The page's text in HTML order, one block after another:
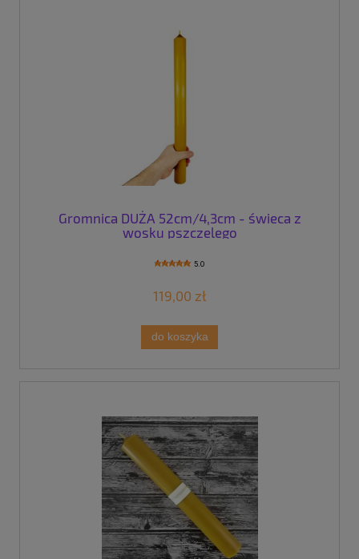
Gromnica DUŻA 52cm/4,3cm - świeca z
wosku pszczelego
5.0
119,00 zł
do koszyka